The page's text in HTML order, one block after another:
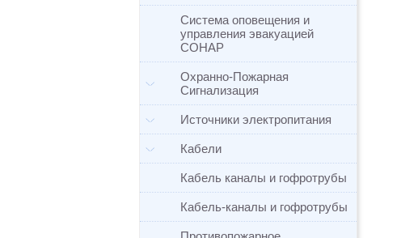
Система оповещения и
управления эвакуацией
СОНАР
Охранно-Пожарная
Сигнализация
Источники электропитания
Кабели
Кабель каналы и гофротрубы
Кабель-каналы и гофротрубы